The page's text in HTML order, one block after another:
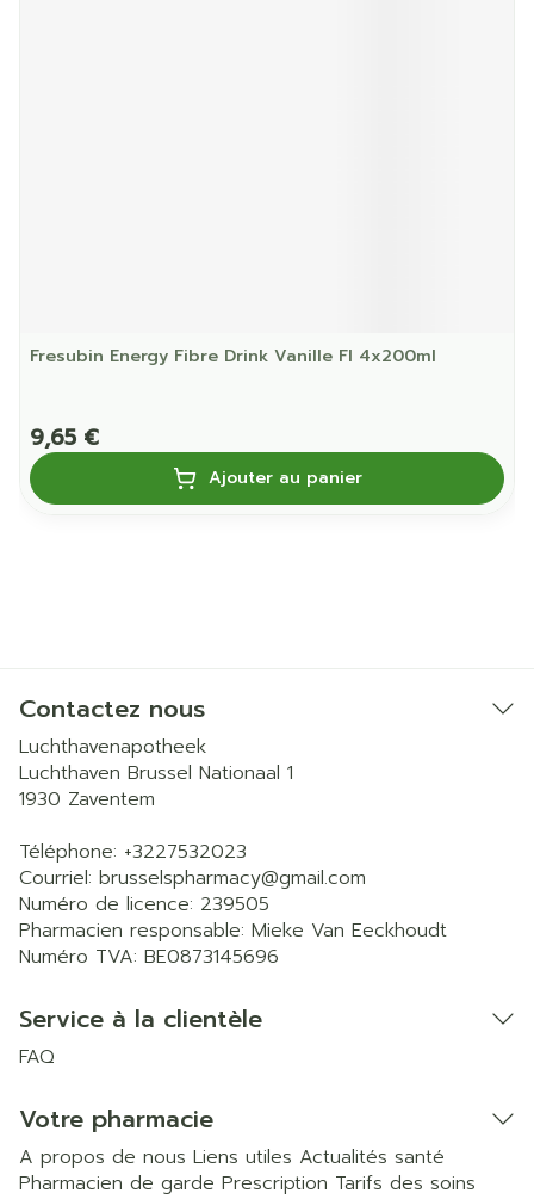
Fresubin Energy Fibre Drink Vanille Fl 4x200ml
9,65 €
Ajouter au panier
Contactez nous
Luchthavenapotheek
Luchthaven Brussel Nationaal 1
1930 Zaventem
Téléphone: +3227532023
Courriel: brusselspharmacy@gmail.com
Numéro de licence: 239505
Pharmacien responsable: Mieke Van Eeckhoudt
Numéro TVA: BE0873145696
Service à la clientèle
FAQ
Votre pharmacie
A propos de nous Liens utiles Actualités santé
Pharmacien de garde Prescription Tarifs des soins